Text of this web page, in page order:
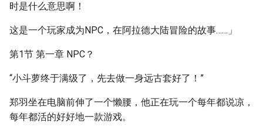
时是什么意思啊！
这是一个玩家成为NPC，在阿拉德大陆冒险的故事……」
第1节 第一章 NPC？
“小斗萝终于满级了，先去做一身远古套好了！”
郑羽坐在电脑前伸了一个懒腰，他正在玩一个每年都说凉，
每年都活的好好地一款游戏。